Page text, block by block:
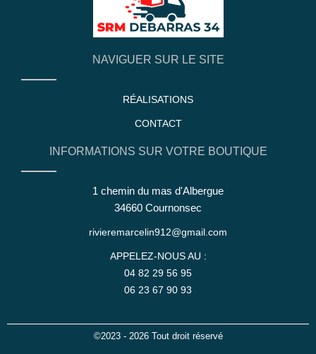
NAVIGUER SUR LE SITE
RÉALISATIONS
CONTACT
INFORMATIONS SUR VOTRE BOUTIQUE
1 chemin du mas d'Albergue
34660 Cournonsec
rivieremarcelin912@gmail.com
APPELEZ-NOUS AU :
04 82 29 56 95
06 23 67 90 93
©2023 - 2026 Tout droit réservé